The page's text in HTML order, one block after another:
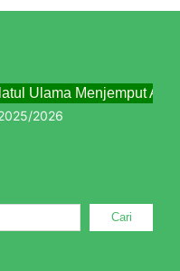
Ulama Menjemput
2026
Cari